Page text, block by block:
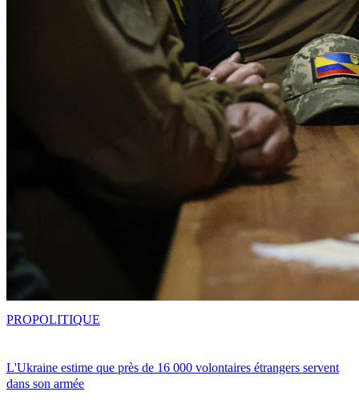
L'Ukraine estime que près de 16 000 volontaires étrangers servent
dans son armée
PROPOLITIQUE